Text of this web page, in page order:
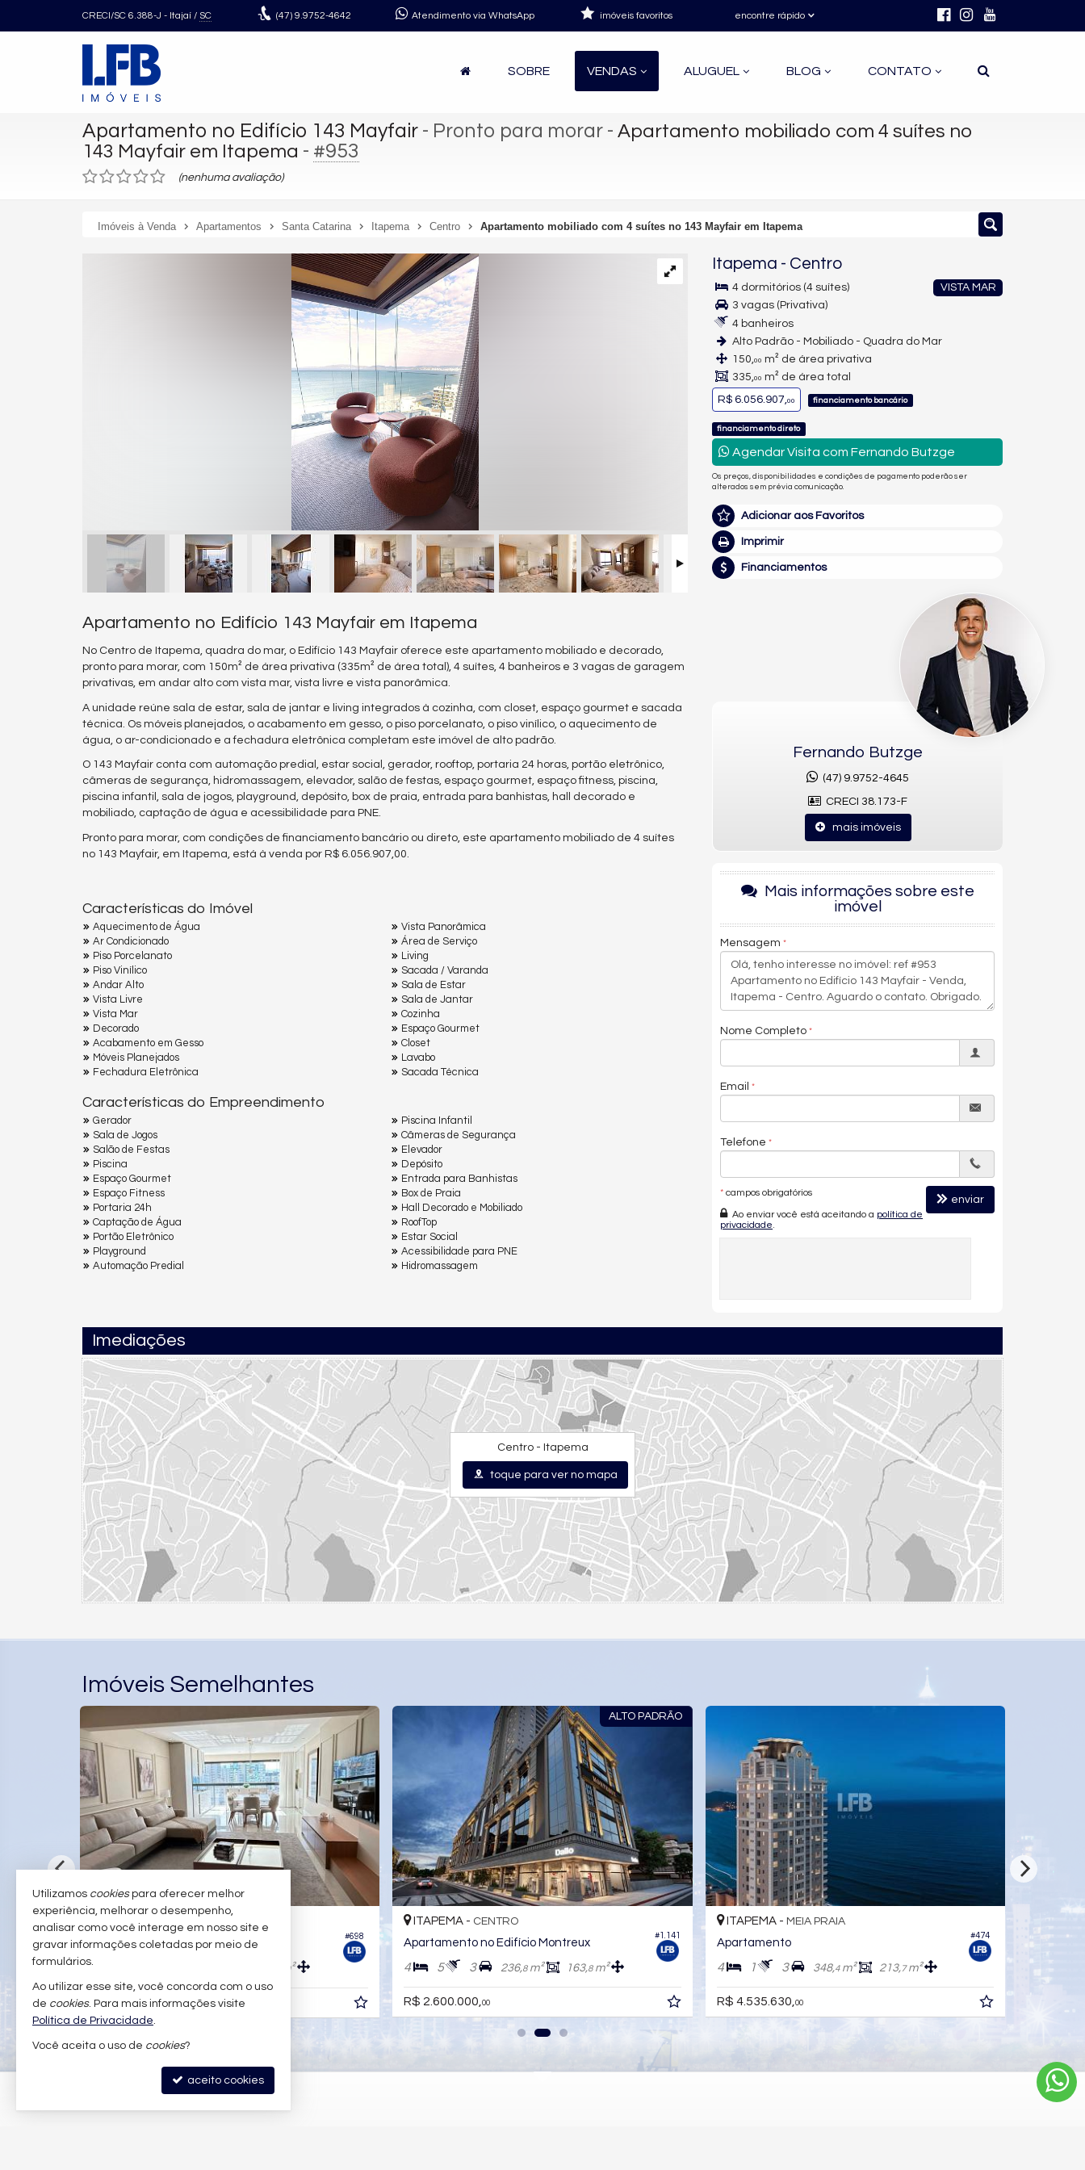
CRECI/SC 6.388-J - Itajaí / SC (47) 9.9752-4642 Atendimento via WhatsApp encontre rápido
imóveis favoritos
SOBRE VENDAS ALUGUEL BLOG CONTATO
Apartamento no Edifício 143 Mayfair - Pronto para morar - Apartamento mobiliado com 4 suítes no
143 Mayfair em Itapema - #953
(nenhuma avaliação)
Imóveis à Venda Apartamentos Santa Catarina Itapema Centro Apartamento mobiliado com 4 suítes no 143 Mayfair em Itapema
Apartamento no Edifício 143 Mayfair em Itapema
No Centro de Itapema, quadra do mar, o Edifício 143 Mayfair oferece este apartamento mobiliado e decorado,
pronto para morar, com 150m² de área privativa (335m² de área total), 4 suítes, 4 banheiros e 3 vagas de garagem
privativas, em andar alto com vista mar, vista livre e vista panorâmica.
A unidade reúne sala de estar, sala de jantar e living integrados à cozinha, com closet, espaço gourmet e sacada
técnica. Os móveis planejados, o acabamento em gesso, o piso porcelanato, o piso vinílico, o aquecimento de
água, o ar-condicionado e a fechadura eletrônica completam este imóvel de alto padrão.
O 143 Mayfair conta com automação predial, estar social, gerador, rooftop, portaria 24 horas, portão eletrônico,
câmeras de segurança, hidromassagem, elevador, salão de festas, espaço gourmet, espaço fitness, piscina,
piscina infantil, sala de jogos, playground, depósito, box de praia, entrada para banhistas, hall decorado e
mobiliado, captação de água e acessibilidade para PNE.
Pronto para morar, com condições de financiamento bancário ou direto, este apartamento mobiliado de 4 suítes
no 143 Mayfair, em Itapema, está à venda por R$ 6.056.907,00.
Características do Imóvel
Aquecimento de Água
Ar Condicionado
Piso Porcelanato
Piso Vinílico
Andar Alto
Vista Livre
Vista Mar
Decorado
Acabamento em Gesso
Móveis Planejados
Fechadura Eletrônica
Vista Panorâmica
Área de Serviço
Living
Sacada / Varanda
Sala de Estar
Sala de Jantar
Cozinha
Espaço Gourmet
Closet
Lavabo
Sacada Técnica
Características do Empreendimento
Gerador
Sala de Jogos
Salão de Festas
Piscina
Espaço Gourmet
Espaço Fitness
Portaria 24h
Captação de Água
Portão Eletrônico
Playground
Automação Predial
Piscina Infantil
Câmeras de Segurança
Elevador
Depósito
Entrada para Banhistas
Box de Praia
Hall Decorado e Mobiliado
RoofTop
Estar Social
Acessibilidade para PNE
Hidromassagem
Itapema - Centro
VISTA MAR
4 dormitórios (4 suítes)
3 vagas (Privativa)
4 banheiros
Alto Padrão - Mobiliado - Quadra do Mar
150,00 m² de área privativa
335,00 m² de área total
R$ 6.056.907,00 financiamento bancário
financiamento direto
Agendar Visita com Fernando Butzge
Os preços, disponibilidades e condições de pagamento poderão ser
alterados sem prévia comunicação.
Adicionar aos Favoritos
Imprimir
Financiamentos
Fernando Butzge
(47) 9.9752-4645
CRECI 38.173-F
mais imóveis
Mais informações sobre este
imóvel
Mensagem
Nome Completo
Email
Telefone
* campos obrigatórios
Ao enviar você está aceitando a política de
privacidade
enviar
Imediações
Centro - Itapema
toque para ver no mapa
Imóveis Semelhantes
#698
ITAPEMA -
Apartamento no Edifício Cartier
4 m²
R$ 7.210.000,00
ALTO PADRÃO
#1.141
ITAPEMA - CENTRO
Apartamento no Edifício Montreux
4 5 3 236,8m² 163,8m²
R$ 2.600.000,00
#474
ITAPEMA - MEIA PRAIA
Apartamento
4 1 3 348,4m² 213,7m²
R$ 4.535.630, 00
4
Utilizamos cookiespara oferecer melhor
experiência, melhorar o desempenho,
analisar como você interage em nosso site e
gravar informações coletadas por meio de
formulários.
Ao utilizar esse site, você concorda com o uso
de cookies. Para mais informações visite
Política de Privacidade.
Você aceita o uso de cookies?
aceito cookies